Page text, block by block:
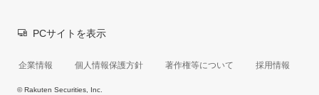
PCサイトを表示
企業情報 個人情報保護方針 著作権等について 採用情報
© Rakuten Securities, Inc.